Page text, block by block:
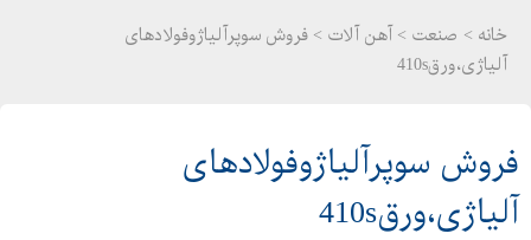
خانه > صنعت >آهن آلات > فروش سوپرآلیاژوفولادهای
آلیاژی،ورق410s
فروش سوپرآلیاژوفولادهای
آلیاژی،ورق410s